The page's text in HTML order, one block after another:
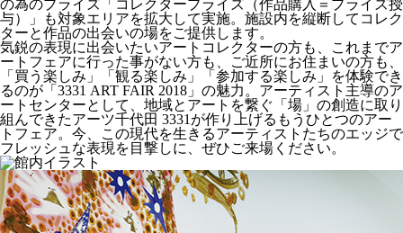
の為のプライズ「コレクタープライズ（作品購入＝プライズ授
与）」も対象エリアを拡大して実施。施設内を縦断してコレク
ターと作品の出会いの場をご提供します。
気鋭の表現に出会いたいアートコレクターの方も、これまでア
ートフェアに行った事がない方も、ご近所にお住まいの方も、
「買う楽しみ」「観る楽しみ」「参加する楽しみ」を体験でき
るのが「3331 ART FAIR 2018」の魅力。アーティスト主導のア
ートセンターとして、地域とアートを繋ぐ「場」の創造に取り
組んできたアーツ千代田 3331が作り上げるもうひとつのアー
トフェア。今、この現代を生きるアーティストたちのエッジで
フレッシュな表現を目撃しに、ぜひご来場ください。